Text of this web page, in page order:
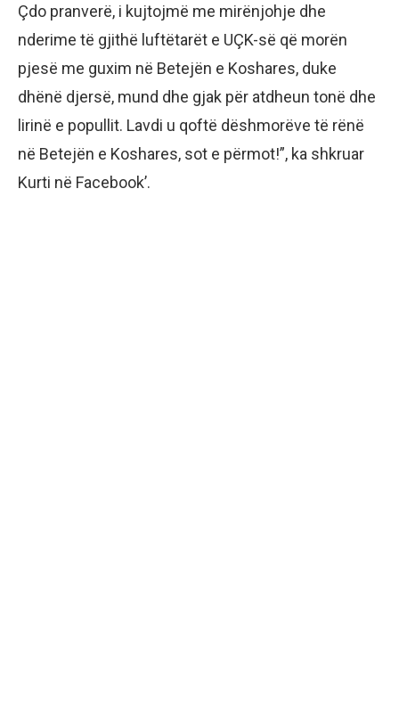
Çdo pranverë, i kujtojmë me mirënjohje dhe
nderime të gjithë luftëtarët e UÇK-së që morën
pjesë me guxim në Betejën e Koshares, duke
dhënë djersë, mund dhe gjak për atdheun tonë dhe
lirinë e popullit. Lavdi u qoftë dëshmorëve të rënë
në Betejën e Koshares, sot e përmot!”, ka shkruar
Kurti në Facebook’.